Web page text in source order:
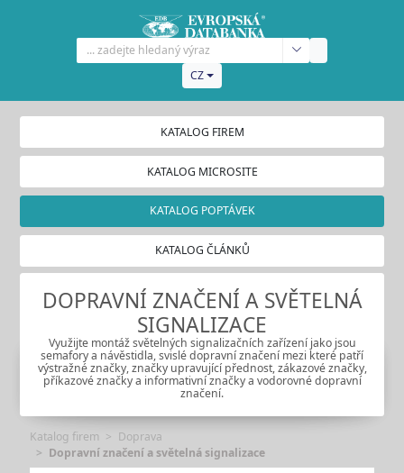
CZ
KATALOG FIREM
KATALOG MICROSITE
KATALOG POPTÁVEK
KATALOG ČLÁNKŮ
DOPRAVNÍ ZNAČENÍ A SVĚTELNÁ
SIGNALIZACE
Využijte montáž světelných signalizačních zařízení jako jsou
semafory a návěstidla, svislé dopravní značení mezi které patří
výstražné značky, značky upravující přednost, zákazové značky,
příkazové značky a informativní značky a vodorovné dopravní
značení.
Katalog firem
Doprava
Dopravní značení a světelná signalizace